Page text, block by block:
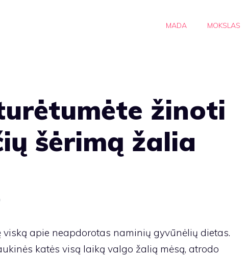
MADA MOKSLAS
žinoti
šėrimą žalia
apie neapdorotas naminių gyvūnėlių dietas.
katės visą laiką valgo žalią mėsą, atrodo